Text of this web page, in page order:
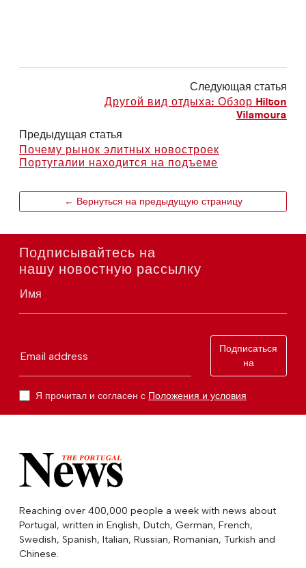
Следующая статья
Другой вид отдыха: Обзор Hilton
Vilamoura
Предыдущая статья
Почему рынок элитных новостроек
Португалии находится на подъеме
← Вернуться на предыдущую страницу
Подписывайтесь на
нашу новостную рассылку
Имя
Email address
Подписаться
на
Я прочитал и согласен с Положения и условия
Reaching over 400,000 people a week with news about
Portugal, written in English, Dutch, German, French,
Swedish, Spanish, Italian, Russian, Romanian, Turkish and
Chinese.